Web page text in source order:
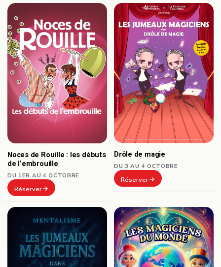
Noces de Rouille : les débuts
de l’embrouille
DU 1ER AU 4 OCTOBRE
Réserver
Drôle de magie
DU 3 AU 4 OCTOBRE
Réserver